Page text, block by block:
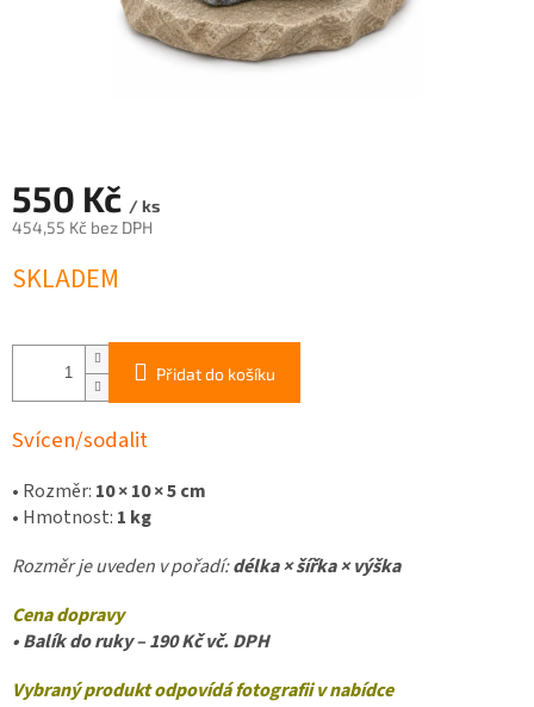
550 Kč / ks
454,55 Kč bez DPH
cena:
SKLADEM
Přidat do košíku
Svícen/sodalit
• Rozměr: 10 × 10 × 5 cm
• Hmotnost: 1 kg
Rozměr je uveden v pořadí:délka × šířka× výška
Cena dopravy
• Balík do ruky – 190 Kč vč. DPH
Vybraný produkt odpovídá fotografii v nabídce